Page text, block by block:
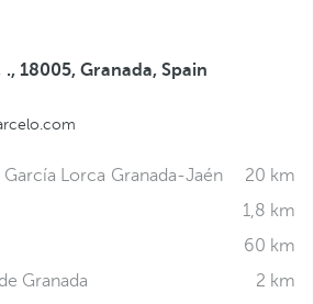
18005, Granada, Spain
Lorca Granada-Jaén
20 km
1,8 km
60 km
Granada
2 km